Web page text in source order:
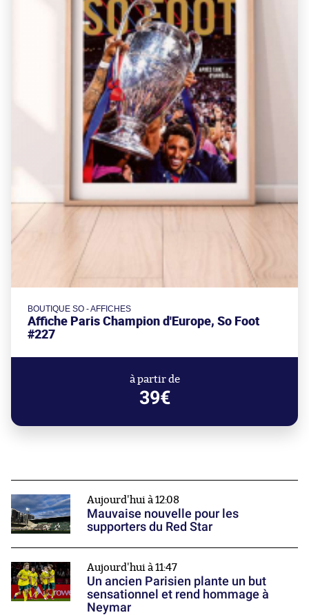
BOUTIQUE SO - AFFICHES
Affiche Paris Champion d'Europe, So Foot
#227
à partir de
39€
Aujourd'hui à 12:08
Mauvaise nouvelle pour les
supporters du Red Star
Aujourd'hui à 11:47
Un ancien Parisien plante un but
sensationnel et rend hommage à
Neymar